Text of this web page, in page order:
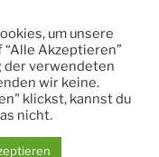
von WordPress
um unsere
Akzeptieren”
der verwendeten
wir keine.
klickst, kannst du
nicht.